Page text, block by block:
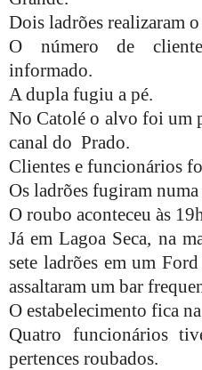
Dois ladrões realizaram
O número de
informado.
A dupla fugiu a pé.
No Catolé o alvo foi um
canal do Prado.
Clientes e funcionários
Os ladrões fugiram
O roubo aconteceu às
Já em Lagoa Seca, na
sete ladrões em um
assaltaram um bar
O estabelecimento fica
Quatro funcionários
pertences roubados.